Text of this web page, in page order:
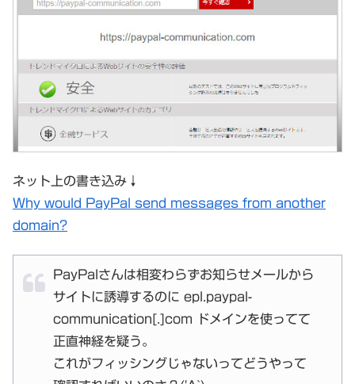
ネット上の書き込み↓
Why would PayPal send messages from another
domain?
PayPalさんは相変わらずお知らせメールから
サイトに誘導するのに epl.paypal-
communication[.]com ドメインを使ってて
正直神経を疑う。
これがフィッシングじゃないってどうやって